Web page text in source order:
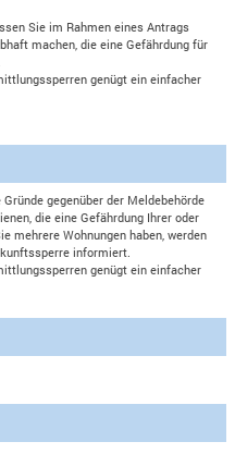
Sie im Rahmen eines Antrags
machen, die eine Gefährdung für
genügt ein einfacher
gegenüber der Meldebehörde
die eine Gefährdung Ihrer oder
mehrere Wohnungen haben, werden
informiert.
genügt ein einfacher